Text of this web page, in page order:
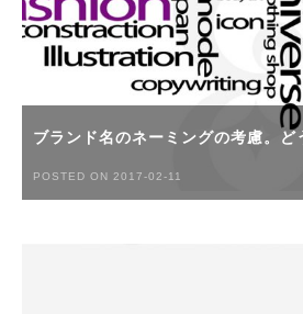
ブランド名のネーミングの考慮。ど
POSTED ON 2017-02-11